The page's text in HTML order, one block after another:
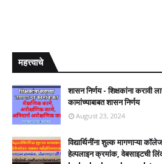
महत्त्वाचे
शासन निर्णय - शिक्षकांना करावी
कामांच्याबाबत शासन निर्णय
August 23, 2024
विद्यार्थिनींना शुल्क मागणाऱ्या
हेल्पलाइन क्रमांक, वेबसाइटची